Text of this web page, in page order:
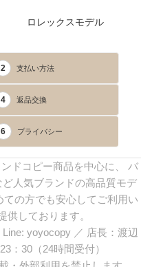
ロレックスモデル
2 支払い方法
4 返品交換
6 プライバシー
ドコピー商品を中心に、 バ
人気ブランドの高品質モデ
の方でも安心してご利用い
供しております。
Line: yoyocopy ／ 店長：渡辺
：30（24時間受付）